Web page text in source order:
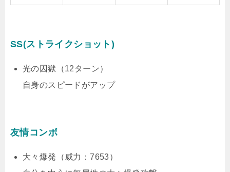
SS(ストライクショット)
光の囚獄（12ターン）
自身のスピードがアップ
友情コンボ
大々爆発（威力：7653）